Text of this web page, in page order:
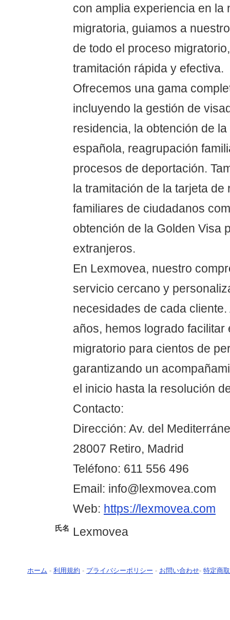
con amplia experiencia en la
migratoria, guiamos a
de todo el proceso
tramitación rápida y efectiva.
Ofrecemos una gama
incluyendo la gestión de
residencia, la obtención de
española, reagrupación
procesos de deportación.
la tramitación de la tarjeta
familiares de ciudadanos
obtención de la Golden Visa
extranjeros.
En Lexmovea, nuestro
servicio cercano y
necesidades de cada
años, hemos logrado facilitar
migratorio para cientos de
garantizando un
el inicio hasta la resolución
Contacto:
Dirección: Av. del
28007 Retiro, Madrid
Teléfono: 611 556 496
Email: info@lexmovea.com
Web: https://lexmovea.com
氏名 Lexmovea
ホーム - 利用規約 - プライバシーポリシー - お問い合わせ- 特定商